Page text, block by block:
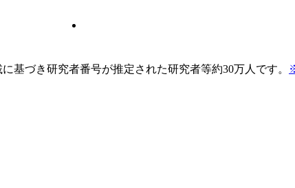
基づき研究者番号が推定された研究者等約30万人です。